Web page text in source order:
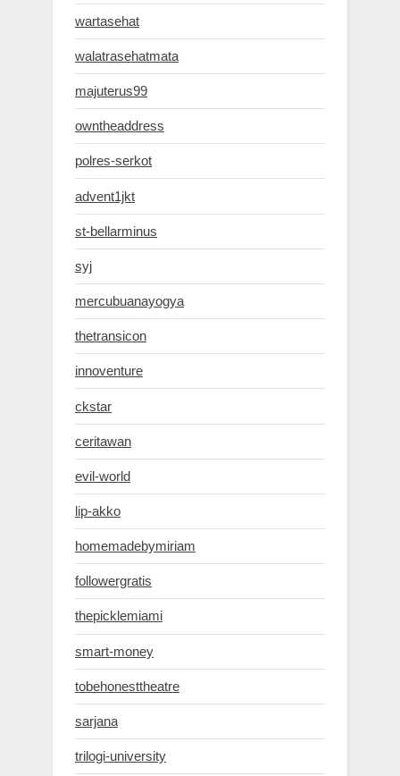
wartasehat
walatrasehatmata
majuterus99
owntheaddress
polres-serkot
advent1jkt
st-bellarminus
syj
mercubuanayogya
thetransicon
innoventure
ckstar
ceritawan
evil-world
lip-akko
homemadebymiriam
followergratis
thepicklemiami
smart-money
tobehonesttheatre
sarjana
trilogi-university